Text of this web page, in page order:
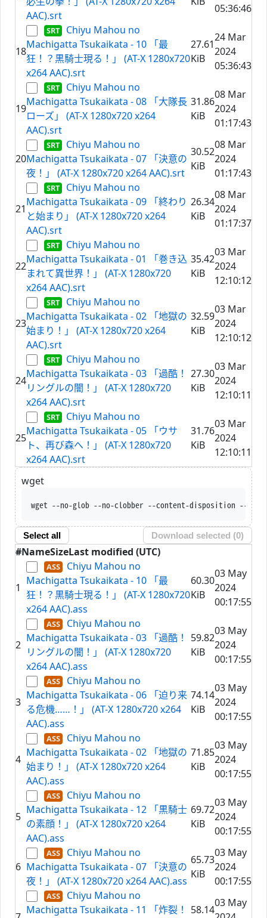
AAC).srt
05:36:46
18
Chiyu Mahou no
Machigatta Tsukaikata - 10 「最
狂！？黒騎士現る！」 (AT-X 1280x720
x264 AAC).srt
27.61
KiB
24 Mar
2024
05:36:43
19
Chiyu Mahou no
Machigatta Tsukaikata - 08 「大隊長
ローズ」 (AT-X 1280x720 x264
AAC).srt
31.86
KiB
08 Mar
2024
01:17:43
20
Chiyu Mahou no
Machigatta Tsukaikata - 07 「決意の
夜！」 (AT-X 1280x720 x264 AAC).srt
30.52
KiB
08 Mar
2024
01:17:43
21
Chiyu Mahou no
Machigatta Tsukaikata - 09 「終わり
と始まり」 (AT-X 1280x720 x264
AAC).srt
26.34
KiB
08 Mar
2024
01:17:37
22
Chiyu Mahou no
Machigatta Tsukaikata - 01 「巻き込
まれて異世界！」 (AT-X 1280x720
x264 AAC).srt
35.42
KiB
03 Mar
2024
12:10:12
23
Chiyu Mahou no
Machigatta Tsukaikata - 02 「地獄の
始まり！」 (AT-X 1280x720 x264
AAC).srt
32.59
KiB
03 Mar
2024
12:10:12
24
Chiyu Mahou no
Machigatta Tsukaikata - 03 「過酷！
リングルの闇！」 (AT-X 1280x720
x264 AAC).srt
27.30
KiB
03 Mar
2024
12:10:11
25
Chiyu Mahou no
Machigatta Tsukaikata - 05 「ウサ
ト、再び森へ！」 (AT-X 1280x720
x264 AAC).srt
31.76
KiB
03 Mar
2024
12:10:11
wget
wget --no-glob --no-clobber --content-disposition --trust-server-names
Select all Download selected (0)
#NameSizeLast modified (UTC)
1
Chiyu Mahou no
Machigatta Tsukaikata - 10 「最
狂！？黒騎士現る！」 (AT-X 1280x720
x264 AAC).ass
60.30
KiB
03 May
2024
00:17:55
2
Chiyu Mahou no
Machigatta Tsukaikata - 03 「過酷！
リングルの闇！」 (AT-X 1280x720
x264 AAC).ass
59.82
KiB
03 May
2024
00:17:55
3
Chiyu Mahou no
Machigatta Tsukaikata - 06 「迫り来
る危機……！」 (AT-X 1280x720 x264
AAC).ass
74.14
KiB
03 May
2024
00:17:55
4
Chiyu Mahou no
Machigatta Tsukaikata - 02 「地獄の
始まり！」 (AT-X 1280x720 x264
AAC).ass
71.85
KiB
03 May
2024
00:17:55
5
Chiyu Mahou no
Machigatta Tsukaikata - 12 「黒騎士
の素顔！」 (AT-X 1280x720 x264
AAC).ass
69.72
KiB
03 May
2024
00:17:55
6
Chiyu Mahou no
Machigatta Tsukaikata - 07 「決意の
夜！」 (AT-X 1280x720 x264 AAC).ass
65.73
KiB
03 May
2024
00:17:55
Chiyu Mahou no
Machigatta Tsukaikata - 11 「炸裂！
58.14
03 May